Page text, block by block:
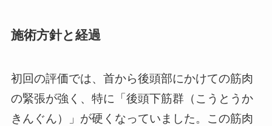
施術方針と経過
初回の評価では、首から後頭部にかけての筋肉
の緊張が強く、特に「後頭下筋群（こうとうか
きんぐん）」が硬くなっていました。この筋肉